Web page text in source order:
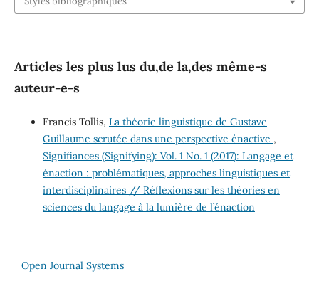
Articles les plus lus du,de la,des même-s
auteur-e-s
Francis Tollis, La théorie linguistique de Gustave
Guillaume scrutée dans une perspective énactive ,
Signifiances (Signifying): Vol. 1 No. 1 (2017): Langage et
énaction : problématiques, approches linguistiques et
interdisciplinaires // Réflexions sur les théories en
sciences du langage à la lumière de l’énaction
Open Journal Systems